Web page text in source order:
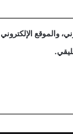
والموقع